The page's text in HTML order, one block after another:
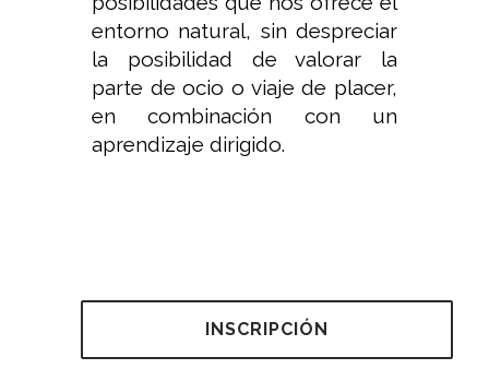
entorno natural, sin despreciar
la posibilidad de valorar la
parte de ocio o viaje de placer,
en combinación con un
aprendizaje dirigido.
INSCRIPCIÓN